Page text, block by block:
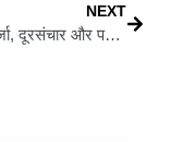
NEXT
बिहार की ऊर्जा, दूरसंचार और पर्यटन के क्षेत्र में नई उड़ान